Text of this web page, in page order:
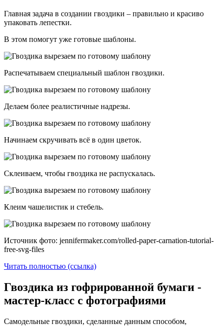
Главная задача в создании гвоздики – правильно и красиво
упаковать лепестки.
В этом помогут уже готовые шаблоны.
Распечатываем специальный шаблон гвоздики.
Делаем более реалистичные надрезы.
Начинаем скручивать всё в один цветок.
Склеиваем, чтобы гвоздика не распускалась.
Клеим чашелистик и стебель.
Источник фото: jennifermaker.com/rolled-paper-carnation-tutorial-
free-svg-files
Читать полностью (ссылка)
Гвоздика из гофрированной бумаги -
мастер-класс с фотографиями
Самодельные гвоздики, сделанные данным способом,